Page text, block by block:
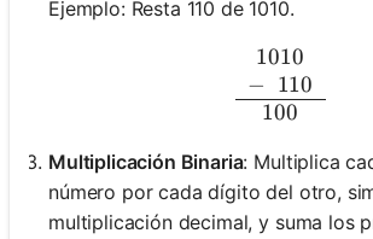
Ejemplo: Resta 110 de 1010.
1010
− 110
100
Multiplicación Binaria: Multiplica
número por cada dígito del otro,
multiplicación decimal, y suma los